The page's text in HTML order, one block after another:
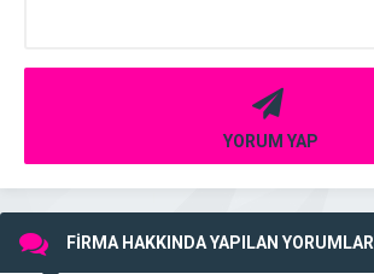
YORUM YAP
FİRMA HAKKINDA YAPILAN YORUMLAR